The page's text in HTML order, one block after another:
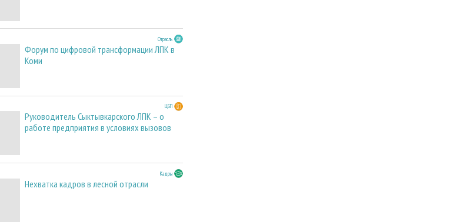
Отрасль
Форум по цифровой трансформации ЛПК в
Коми
ЦБП
Руководитель Сыктывкарского ЛПК – о
работе предприятия в условиях вызовов
Кадры
Нехватка кадров в лесной отрасли